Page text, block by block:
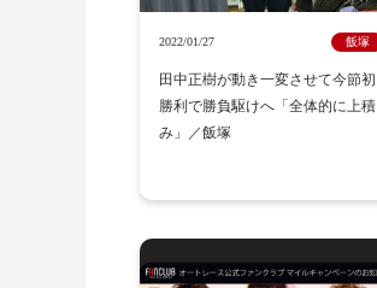
2022/01/27 飯塚
田中正樹が動き一変させて今節初
勝利で勝負駆けへ「全体的に上積
み」／飯塚